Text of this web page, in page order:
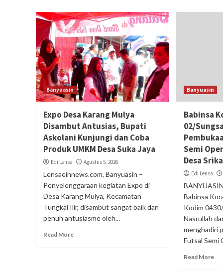
Banyuasin
Expo Desa Karang Mulya
Disambut Antusias, Bupati
Askolani Kunjungi dan Coba
Produk UMKM Desa Suka Jaya
Edi Lensa Agustus 5, 2026
Lensaeinnews.com, Banyuasin –
Penyelenggaraan kegiatan Expo di
Desa Karang Mulya, Kecamatan
Tungkal Ilir, disambut sangat baik dan
penuh antusiasme oleh...
Read More
Banyuasin
Babinsa
02/
Semi
Desa
Edi Lensa
Babinsa
Kodim
Nasrullah
menghadiri
Futsal Semi
Read More